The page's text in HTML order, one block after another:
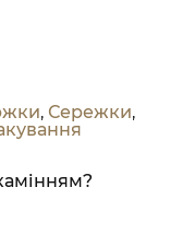
, Сережки,